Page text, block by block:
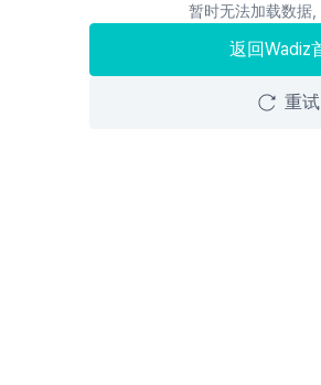
暂时无法加载数据
返回Wadiz
重试